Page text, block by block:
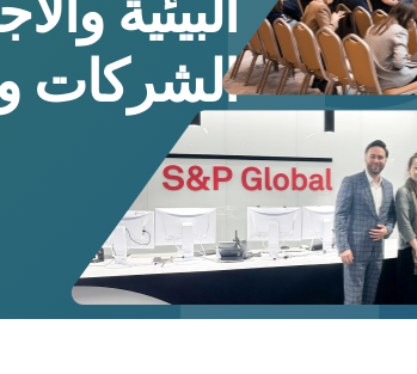
الشركات